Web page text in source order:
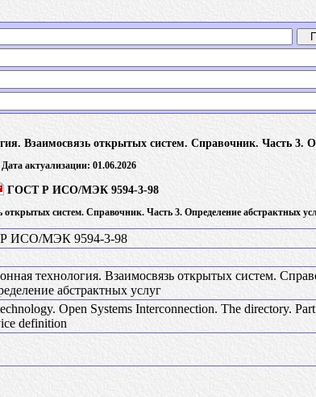
открытых систем. Справочник. Часть 3.
Дата актуализации: 01.06.2026
ГОСТ Р ИСО/МЭК 9594-3-98
систем. Справочник. Часть 3. Определение абстрактных
ИСО/МЭК 9594-3-98
технология. Взаимосвязь открытых систем.
абстрактных услуг
Open Systems Interconnection. The directory.
definition